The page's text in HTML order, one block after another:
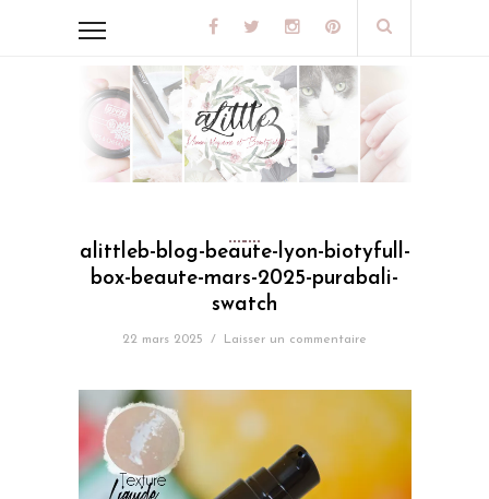
alittleb-blog-beaute-lyon-biotyfull-
box-beaute-mars-2025-purabali-
swatch
22 mars 2025 / Laisser un commentaire